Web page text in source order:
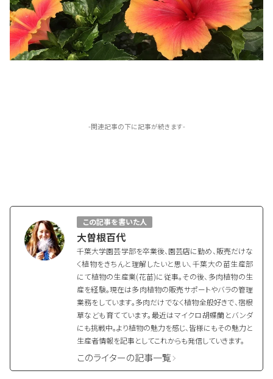
-関連記事の下に記事が続きます-
この記事を書いた人
大曽根百代
千葉大学園芸学部を卒業後、園芸店に勤め、販売だけな
く植物をきちんと理解したいと思い、千葉大の苗生産部
にて植物の生産業(花苗)に従事。その後、多肉植物の生
産を経験。現在は多肉植物の販売サポートやバラの管理
業務をしています。多肉だけでなく植物全般好きで、宿根
草なども育てています。最近はマイクロ胡蝶蘭とバンダ
にも挑戦中。より植物の魅力を感じ、皆様にもその魅力と
生産者情報を記事としてこれからも発信していきます。
このライターの記事一覧